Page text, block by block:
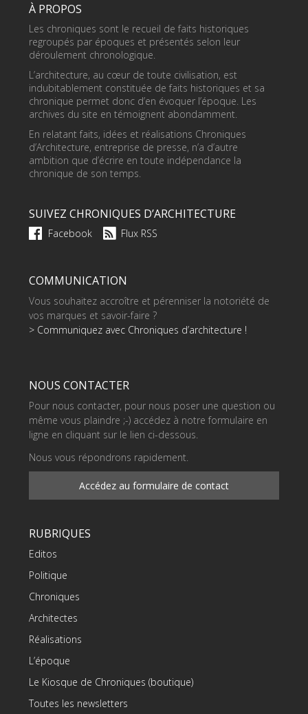
À PROPOS
Les chroniques sont le recueil de faits historiques
regroupés par époques et présentés selon leur
déroulement chronologique.
L’architecture, au cœur de toute civilisation, est
indubitablement constituée de faits historiques et sa
chronique permet donc d’en évoquer l’époque. Les
archives du site en témoignent abondamment.
En relatant faits, idées et réalisations Chroniques
d’Architecture, entreprise de presse, n’a d’autre
ambition que d’écrire en toute indépendance la
chronique de son temps.
SUIVEZ CHRONIQUES D’ARCHITECTURE
Facebook Flux RSS
COMMUNICATION
Vous souhaitez accroître et pérenniser la notoriété de
vos marques et savoir-faire ?
> Communiquez avec Chroniques d’architecture !
NOUS CONTACTER
Pour nous contacter, pour nous poser une question ou
même vous plaindre ;-) accédez à notre formulaire en
ligne en cliquant sur le lien ci-dessous.
Nous vous répondrons rapidement.
Accédez au formulaire de contact
RUBRIQUES
Editos
Politique
Chroniques
Architectes
Réalisations
L’époque
Le Kiosque de Chroniques (boutique)
Toutes les newsletters